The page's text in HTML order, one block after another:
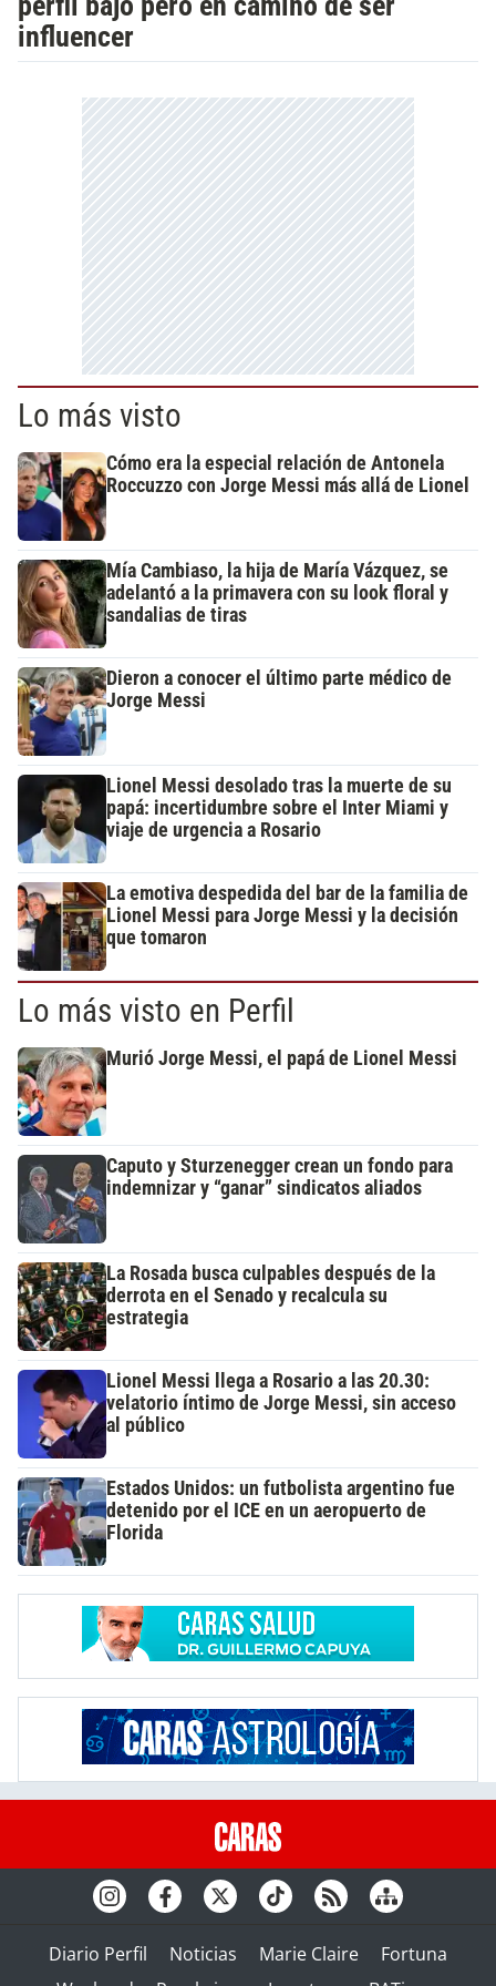
influencer
Lo más visto
Cómo era la especial relación de Antonela
Roccuzzo con Jorge Messi más allá de Lionel
Mía Cambiaso, la hija de María Vázquez, se
adelantó a la primavera con su look floral y
sandalias de tiras
Dieron a conocer el último parte médico de
Jorge Messi
Lionel Messi desolado tras la muerte de su
papá: incertidumbre sobre el Inter Miami y
viaje de urgencia a Rosario
La emotiva despedida del bar de la familia de
Lionel Messi para Jorge Messi y la decisión
que tomaron
Lo más visto en Perfil
Murió Jorge Messi, el papá de Lionel Messi
Caputo y Sturzenegger crean un fondo para
indemnizar y “ganar” sindicatos aliados
La Rosada busca culpables después de la
derrota en el Senado y recalcula su
estrategia
Lionel Messi llega a Rosario a las 20.30:
velatorio íntimo de Jorge Messi, sin acceso
al público
Estados Unidos: un futbolista argentino fue
detenido por el ICE en un aeropuerto de
Florida
Diario Perfil Noticias Marie Claire
Fortuna